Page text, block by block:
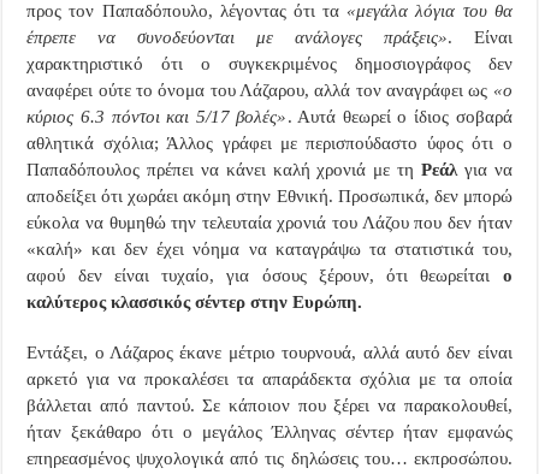
προς τον Παπαδόπουλο, λέγοντας ότι τα «μεγάλα λόγια του θα
έπρεπε να συνοδεύονται με ανάλογες πράξεις». Είναι
χαρακτηριστικό ότι ο συγκεκριμένος δημοσιογράφος δεν
αναφέρει ούτε το όνομα του Λάζαρου, αλλά τον αναγράφει ως «ο
κύριος 6.3 πόντοι και 5/17 βολές». Αυτά θεωρεί ο ίδιος σοβαρά
αθλητικά σχόλια; Άλλος γράφει με περισπούδαστο ύφος ότι ο
Παπαδόπουλος πρέπει να κάνει καλή χρονιά με τηΡεάλ για να
αποδείξει ότι χωράει ακόμη στην Εθνική. Προσωπικά, δεν μπορώ
εύκολα να θυμηθώ την τελευταία χρονιά του Λάζου που δεν ήταν
«καλή» και δεν έχει νόημα να καταγράψω τα στατιστικά του,
αφού δεν είναι τυχαίο, για όσους ξέρουν, ότι θεωρείται ο
καλύτερος κλασσικός σέντερ στην Ευρώπη.
Εντάξει, ο Λάζαρος έκανε μέτριο τουρνουά, αλλά αυτό δεν είναι
αρκετό για να προκαλέσει τα απαράδεκτα σχόλια με τα οποία
βάλλεται από παντού. Σε κάποιον που ξέρει να παρακολουθεί,
ήταν ξεκάθαρο ότι ο μεγάλος Έλληνας σέντερ ήταν εμφανώς
επηρεασμένος ψυχολογικά από τις δηλώσεις του… εκπροσώπου.